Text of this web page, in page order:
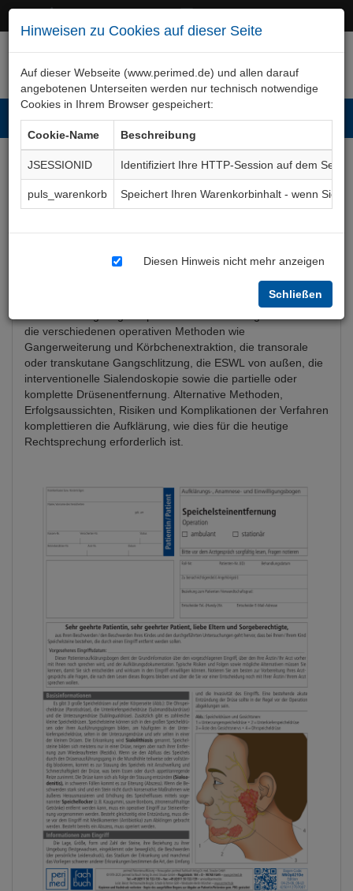
Hinweisen zu Cookies auf dieser Seite
Auf dieser Webseite (www.perimed.de) und allen darauf
angebotenen Unterseiten werden nur technisch notwendige
Cookies in Ihrem Browser gespeichert:
Cookie-Name
Beschreibung
JSESSIONID
Identifiziert Ihre HTTP-Session auf dem Server
puls_warenkorb
Speichert Ihren Warenkorbinhalt - wenn Sie
Diesen Hinweis nicht mehr anzeigen
Schließen
Speichelsteinentfernung
die verschiedenen operativen Methoden wie
Gangerweiterung und Körbchenextraktion, die transorale
oder transkutane Gangschlitzung, die ESWL von außen, die
interventionelle Sialendoskopie sowie die partielle oder
komplette Drüsenentfernung. Alternative Methoden,
Erfolgsaussichten, Risiken und Komplikationen der Verfahren
komplettieren die Aufklärung, wie dies für die heutige
Rechtsprechung erforderlich ist.